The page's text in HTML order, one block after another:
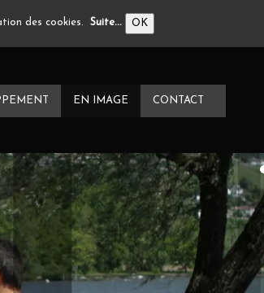
des cookies. Suite... OK
EN IMAGE CONTACT